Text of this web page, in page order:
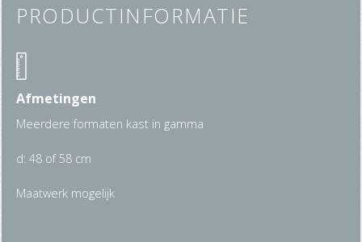
PRODUCTINFORMATIE
Afmetingen
Meerdere formaten kast in gamma
d: 48 of 58 cm
Maatwerk mogelijk